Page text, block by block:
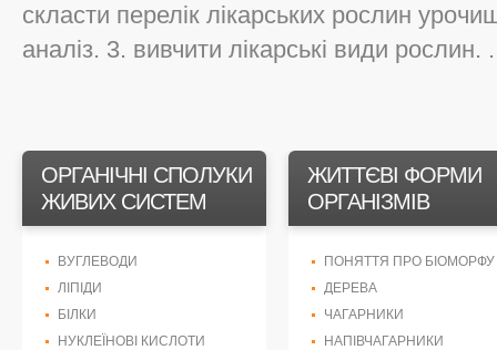
скласти перелік лікарських рослин
аналіз. 3. вивчити лікарські види рослин.
ОРГАНІЧНІ СПОЛУКИ
ЖИВИХ СИСТЕМ
ВУГЛЕВОДИ
ЛІПІДИ
БІЛКИ
НУКЛЕЇНОВІ КИСЛОТИ
ЖИТТЄВІ ФОРМИ
ОРГАНІЗМІВ
ПОНЯТТЯ ПРО БІОМОРФУ
ДЕРЕВА
ЧАГАРНИКИ
НАПІВЧАГАРНИКИ